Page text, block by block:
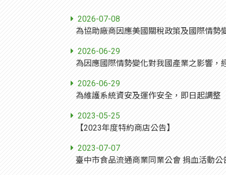
2026-07-08
2026-06-29
2026-06-29
2023-05-25
【2023年度特約商店公告】
2023-07-07
臺中市食品流通商業同業公會 捐血活動公